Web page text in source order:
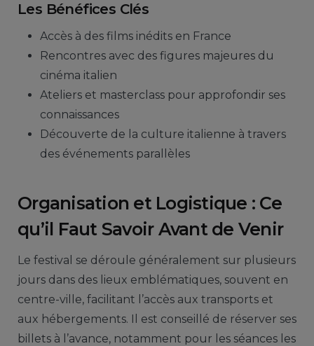
Les Bénéfices Clés
Accès à des films inédits en France
Rencontres avec des figures majeures du
cinéma italien
Ateliers et masterclass pour approfondir ses
connaissances
Découverte de la culture italienne à travers
des événements parallèles
Organisation et Logistique : Ce
qu’il Faut Savoir Avant de Venir
Le festival se déroule généralement sur plusieurs
jours dans des lieux emblématiques, souvent en
centre-ville, facilitant l’accès aux transports et
aux hébergements. Il est conseillé de réserver ses
billets à l’avance, notamment pour les séances les